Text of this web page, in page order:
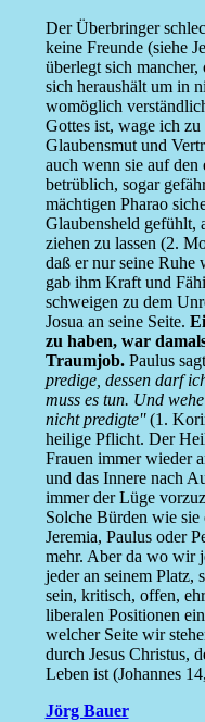
Der Überbringer
keine Freunde (siehe
überlegt sich
sich heraushält um in
womöglich
Gottes ist, wage ich
Glaubensmut und
auch wenn sie auf
betrüblich, sogar
mächtigen Pharao
Glaubensheld gefühlt,
ziehen zu lassen (2.
daß er nur seine
gab ihm Kraft und
schweigen zu dem
Josua an seine Seite.
zu haben, war
Traumjob.Paulus
predige, dessen darf
muss es tun. Und
nicht predigte''(1.
heilige Pflicht. Der
Frauen immer wieder
und das Innere nach
immer der Lüge
Solche Bürden wie sie
Jeremia, Paulus oder
mehr. Aber da wo wir
jeder an seinem Platz,
sein, kritisch, offen,
liberalen Positionen
welcher Seite wir
durch Jesus Christus,
Leben ist (Johannes
Jörg Bauer